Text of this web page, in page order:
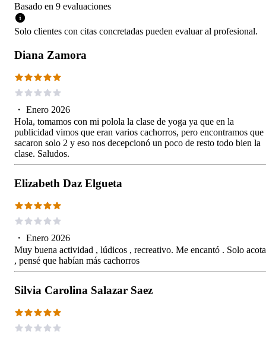
Basado en 9 evaluaciones
Solo clientes con citas concretadas pueden evaluar al profesional.
Diana Zamora
・ Enero 2026
Hola, tomamos con mi polola la clase de yoga ya que en la
publicidad vimos que eran varios cachorros, pero encontramos que
sacaron solo 2 y eso nos decepcionó un poco de resto todo bien la
clase. Saludos.
Elizabeth Daz Elgueta
・ Enero 2026
Muy buena actividad , lúdicos , recreativo. Me encantó . Solo
, pensé que habían más cachorros
Silvia Carolina Salazar Saez